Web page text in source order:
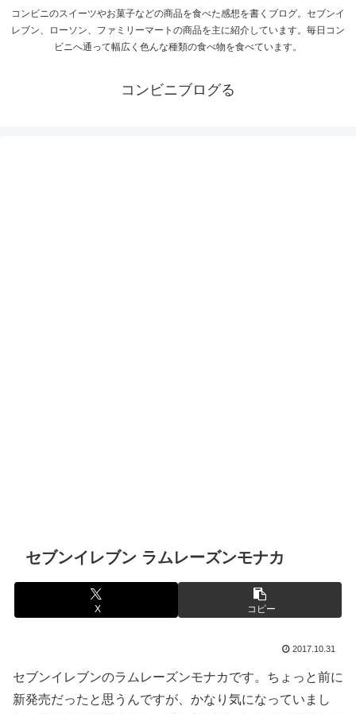
コンビニのスイーツやお菓子などの商品を食べた感想を書くブログ。セブンイ
レブン、ローソン、ファミリーマートの商品を主に紹介しています。毎日コン
ビニへ通って幅広く色んな種類の食べ物を食べています。
コンビニブログる
セブンイレブン ラムレーズンモナカ
X コピー
2017.10.31
セブンイレブンのラムレーズンモナカです。ちょっと前に
新発売だったと思うんですが、かなり気になっていまし